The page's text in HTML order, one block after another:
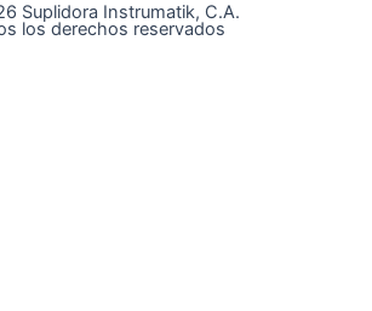
Suplidora Instrumatik, C.A.
los derechos reservados